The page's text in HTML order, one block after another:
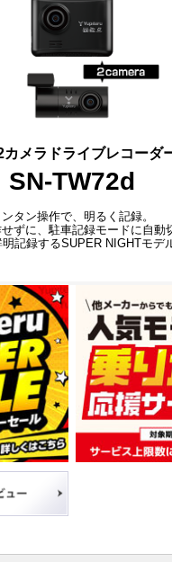
カメラドライブレコーダ
SN-TW72d
ンタン操作で、明るく記録。
ずに、駐車記録モードに自動
記録するSUPER NIGHTモデ